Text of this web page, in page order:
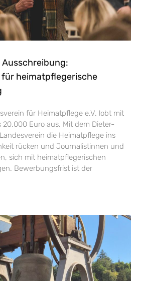
heimatpflegerische
für Heimatpflege e.V. lobt mit
Euro aus. Mit dem Dieter-
die Heimatpflege ins
rücken und Journalistinnen und
sich mit heimatpflegerischen
Bewerbungsfrist ist der